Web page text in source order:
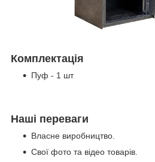
Комплектація
Пуф - 1 шт
Наші переваги
Власне виробництво.
Свої фото та відео товарів.